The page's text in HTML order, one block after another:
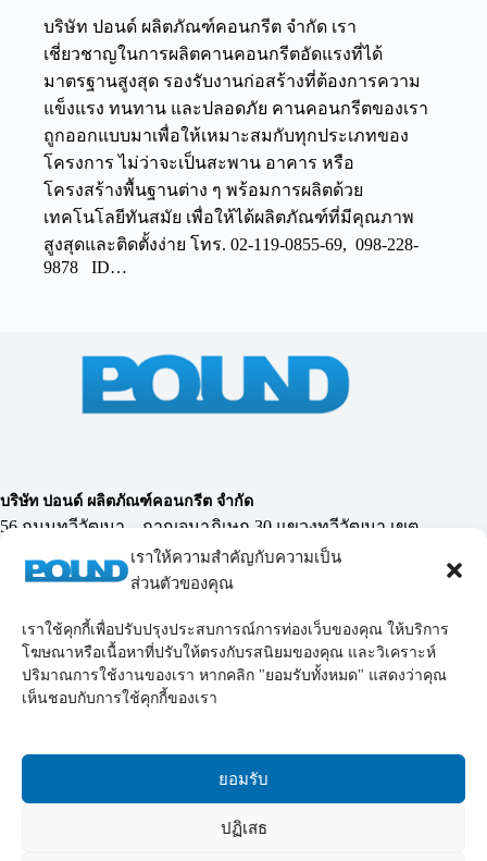
เราให้ความสำคัญกับความเป็น
ส่วนตัวของคุณ
เราใช้คุกกี้เพื่อปรับปรุงประสบการณ์การท่องเว็บของคุณ ให้บริการ
โฆษณาหรือเนื้อหาที่ปรับให้ตรงกับรสนิยมของคุณ และวิเคราะห์
ปริมาณการใช้งานของเรา หากคลิก "ยอมรับทั้งหมด" แสดงว่าคุณ
เห็นชอบกับการใช้คุกกี้ของเรา
ยอมรับ
ปฏิเสธ
บริษัท ปอนด์ ผลิตภัณฑ์คอนกรีต จำกัด เรา
เชี่ยวชาญในการผลิตคานคอนกรีตอัดแรงที่ได้
มาตรฐานสูงสุด รองรับงานก่อสร้างที่ต้องการความ
แข็งแรง ทนทาน และปลอดภัย คานคอนกรีตของเรา
ถูกออกแบบมาเพื่อให้เหมาะสมกับทุกประเภทของ
โครงการ ไม่ว่าจะเป็นสะพาน อาคาร หรือ
โครงสร้างพื้นฐานต่าง ๆ พร้อมการผลิตด้วย
เทคโนโลยีทันสมัย เพื่อให้ได้ผลิตภัณฑ์ที่มีคุณภาพ
สูงสุดและติดตั้งง่าย โทร. 02-119-0855-69, 098-228-
9878 ID…
บริษัท ปอนด์ ผลิตภัณฑ์คอนกรีต จำกัด
56 ถนนทวีวัฒนา – กาญจนาภิเษก 30 แขวงทวีวัฒนา เขต
ทวีวัฒนา กรุงเทพฯ 10170
โทรศัพท์ :02-119-0855-69, 098-228-9878
Email :poundconcrete_2006@yahoo.co.th
poundconcrete_2006@hotmail.com
LINE :
chairit55
LINE :@poundconcrete